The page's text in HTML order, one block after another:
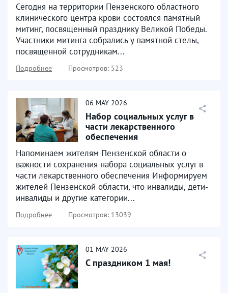
Сегодня на территории Пензенского областного
клинического центра крови состоялся памятный
митинг, посвященный празднику Великой Победы.
Участники митинга собрались у памятной стелы,
посвященной сотрудникам...
Подробнее Просмотров: 523
06 MAY 2026
Набор социальных услуг в
части лекарственного
обеспечения
Напоминаем жителям Пензенской области о
важности сохранения набора социальных услуг в
части лекарственного обеспечения Информируем
жителей Пензенской области, что инвалиды, дети-
инвалиды и другие категории...
Подробнее Просмотров: 13039
01 MAY 2026
С праздником 1 мая!